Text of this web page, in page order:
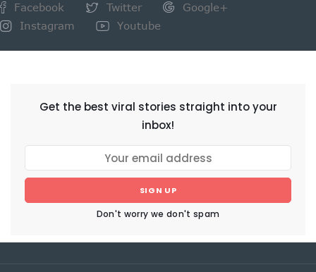
Facebook Twitter
Google+
Instagram
Youtube
Get the best viral stories straight into your
inbox!
SIGN UP
Don't worry we don't spam